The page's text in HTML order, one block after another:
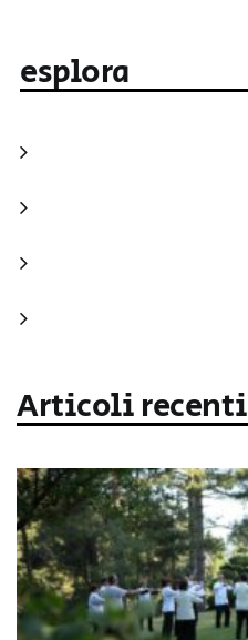
esplora
Articoli recenti